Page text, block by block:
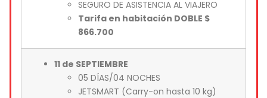
SEGURO DE ASISTENCIA AL VIAJERO
Tarifa en habitación DOBLE $
866.700
11 de SEPTIEMBRE
05 DÍAS/04 NOCHES
JETSMART (Carry-on hasta 10 kg)